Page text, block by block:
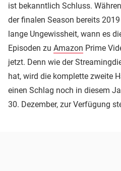
ist bekanntlich Schluss.
der finalen Season bereits
lange Ungewissheit, wann es
Episoden zu Amazon Prime
jetzt. Denn wie der
hat, wird die komplette zweite
einen Schlag noch in diesem
30. Dezember, zur Verfügung